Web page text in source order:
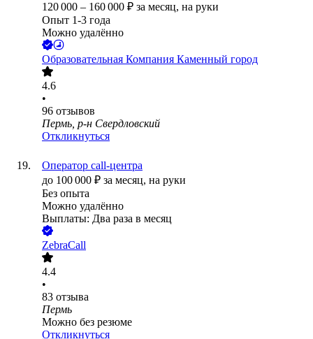
120 000 – 160 000 ₽ за месяц, на руки
Опыт 1-3 года
Можно удалённо
Образовательная Компания Каменный город
4.6
•
96 отзывов
Пермь, р-н Свердловский
Откликнуться
Оператор call-центра
до 100 000 ₽ за месяц, на руки
Без опыта
Можно удалённо
Выплаты: Два раза в месяц
ZebraCall
4.4
•
83 отзыва
Пермь
Можно без резюме
Откликнуться